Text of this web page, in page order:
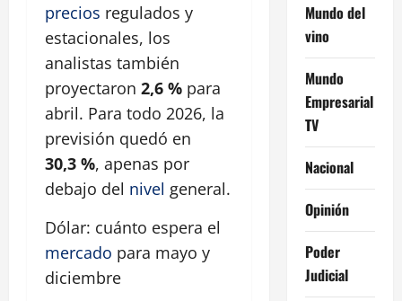
precios regulados y
estacionales, los
analistas también
proyectaron 2,6 % para
abril. Para todo 2026, la
previsión quedó en
30,3 %, apenas por
debajo del nivel general.
Dólar: cuánto espera el
mercado para mayo y
diciembre
Mundo del
vino
Mundo
Empresarial
TV
Nacional
Opinión
Poder
Judicial